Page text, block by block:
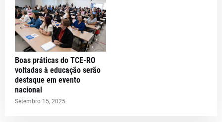
Boas práticas do TCE-RO
voltadas à educação serão
destaque em evento
nacional
Setembro 15, 2025